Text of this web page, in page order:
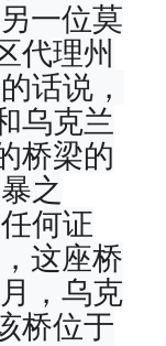
一位莫
代理州
话说，
乌克兰
桥梁的
之
何证
这座桥
，乌克
桥位于